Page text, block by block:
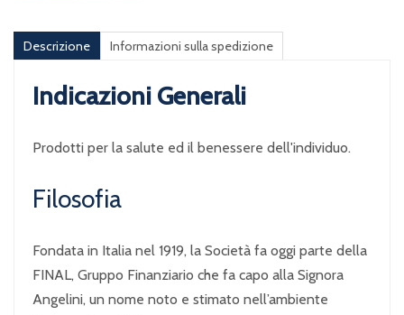
Descrizione Informazioni sulla spedizione
Indicazioni Generali
Prodotti per la salute ed il benessere dell'individuo.
Filosofia
Fondata in Italia nel 1919, la Società fa oggi parte della
FINAL, Gruppo Finanziario che fa capo alla Signora
Angelini, un nome noto e stimato nell’ambiente